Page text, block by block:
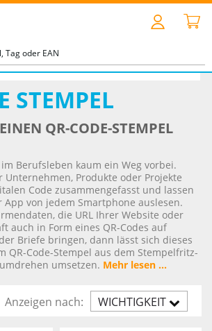
STEMPEL
QR-CODE-STEMPEL
Berufsleben kaum ein Weg vorbei.
Produkte oder Projekte
Code zusammengefasst und lassen
von jedem Smartphone auslesen.
die URL Ihrer Website oder
auch in Form eines QR-Codes auf
Briefe bringen, dann lässt sich dieses
QR-Code-Stempel aus dem Stempelfritz-
umsetzen. Mehr lesen ...
WICHTIGKEIT
Anzeigen nach: